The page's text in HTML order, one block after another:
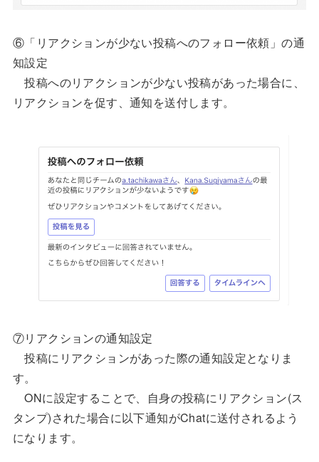
⑥「リアクションが少ない投稿へのフォロー依頼」の通
知設定
投稿へのリアクションが少ない投稿があった場合に、
リアクションを促す、通知を送付します。
⑦リアクションの通知設定
投稿にリアクションがあった際の通知設定となりま
す。
ONに設定することで、自身の投稿にリアクション(ス
タンプ)された場合に以下通知がChatに送付されるよう
になります。